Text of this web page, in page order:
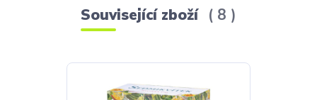
Související zboží 8